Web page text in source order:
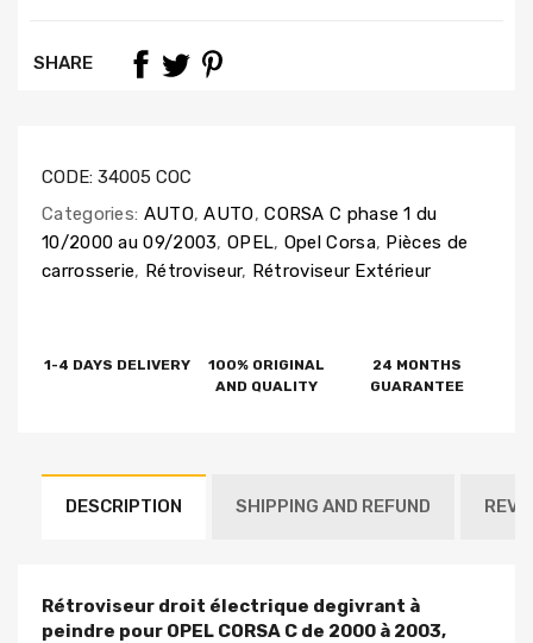
SHARE
CODE: 34005 COC
Categories: AUTO, AUTO, CORSA C phase 1 du
10/2000 au 09/2003, OPEL, Opel Corsa, Pièces de
carrosserie, Rétroviseur, Rétroviseur Extérieur
1-4 DAYS DELIVERY
100% ORIGINAL
AND QUALITY
24 MONTHS
GUARANTEE
DESCRIPTION SHIPPING AND REFUND
Rétroviseur droit électrique degivrant à
peindre pour OPEL CORSA C de 2000 à 2003,